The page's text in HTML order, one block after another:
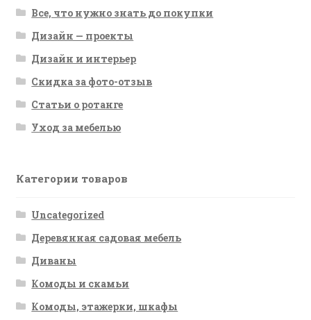
Все, что нужно знать до покупки
Дизайн — проекты
Дизайн и интерьер
Скидка за фото-отзыв
Статьи о ротанге
Уход за мебелью
Категории товаров
Uncategorized
Деревянная садовая мебель
Диваны
Комоды и скамьи
Комоды, этажерки, шкафы